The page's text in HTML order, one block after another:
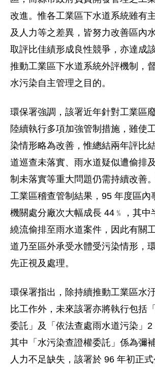
改進。惟各工業區下水道系統雖有
及人力等之差異，皆努力改善區內
取評比佳績形成良性競爭，亦達成
推動工業區下水道系統外評機制，
水污染自主管理之目的。
環保署強調，該署近年針對工業區
陸續執行多項加強管制措施，雖使
染情形略為改善，惟總結兩年評比
道巡查未落實、雨水道疑似遭偷排
制未落實等重大問題仍需持續改善
工業區稽查管制結果，95 年度區內
機關處分廠次大幅成長 44﹪，其中
繞流偷排至雨水道案件，因此有關
道乃至區外承受水體受污染情形，
先正視及處理。
環保署指出，除持續推動工業區水
比工作外，未來該署亦將執行包括
委託」及「依法查處雨水道污染」2
其中「水污染查證權委託」係為彌
人力不足缺失，該署於 96 年初正